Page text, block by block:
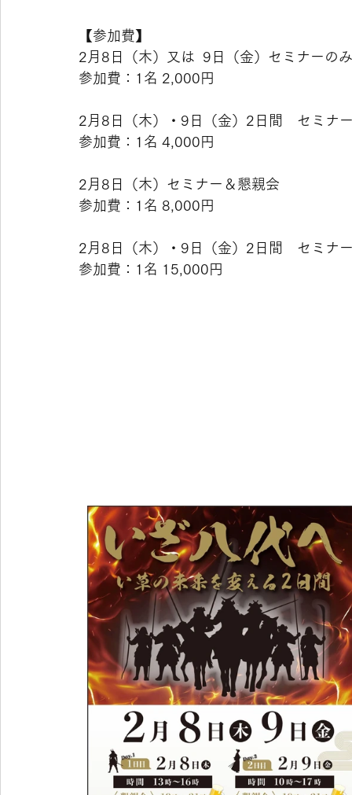
【参加費】
2月8日（木）又は  9日（金）セミナーのみ
参加費：1名 2,000円
2月8日（木）・9日（金）2日間　セミナ
参加費：1名 4,000円
2月8日（木）セミナー＆懇親会
参加費：1名 8,000円
2月8日（木）・9日（金）2日間　セミナ
参加費：1名 15,000円